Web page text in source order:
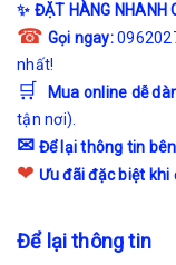
✨ ĐẶT HÀNG NHANH
☎ Gọi ngay:
nhất!
🛒 Mua online dễ
tận nơi).
✉ Để lại thông tin
❤ Ưu đãi đặc biệt
Để lại thông tin